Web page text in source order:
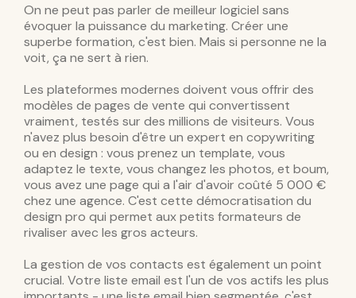
On ne peut pas parler de meilleur logiciel sans
évoquer la puissance du marketing. Créer une
superbe formation, c'est bien. Mais si personne ne la
voit, ça ne sert à rien.
Les plateformes modernes doivent vous offrir des
modèles de pages de vente qui convertissent
vraiment, testés sur des millions de visiteurs. Vous
n'avez plus besoin d'être un expert en copywriting
ou en design : vous prenez un template, vous
adaptez le texte, vous changez les photos, et boum,
vous avez une page qui a l'air d'avoir coûté 5 000 €
chez une agence. C'est cette démocratisation du
design pro qui permet aux petits formateurs de
rivaliser avec les gros acteurs.
La gestion de vos contacts est également un point
crucial. Votre liste email est l'un de vos actifs les plus